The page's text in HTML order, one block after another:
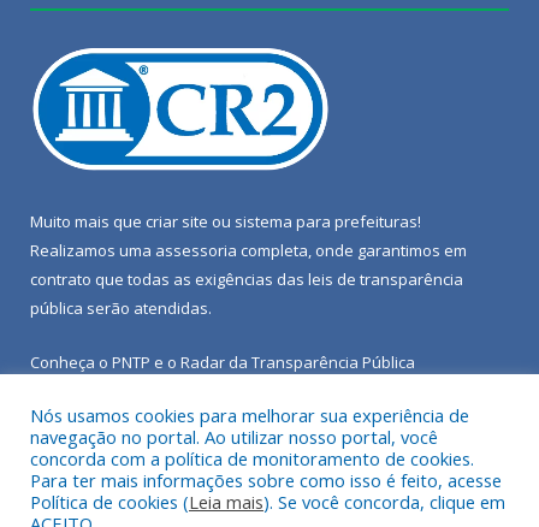
Muito mais que criar site ou sistema para prefeituras!
Realizamos uma assessoria completa, onde garantimos em
contrato que todas as exigências das leis de transparência
pública serão atendidas.
Conheça o PNTP e o Radar da Transparência Pública
Todos os direitos reservados a Câmara Municipal de Porto de
Moz.
Nós usamos cookies para melhorar sua experiência de
navegação no portal. Ao utilizar nosso portal, você
concorda com a política de monitoramento de cookies.
Para ter mais informações sobre como isso é feito, acesse
Política de cookies (Leia mais). Se você concorda, clique em